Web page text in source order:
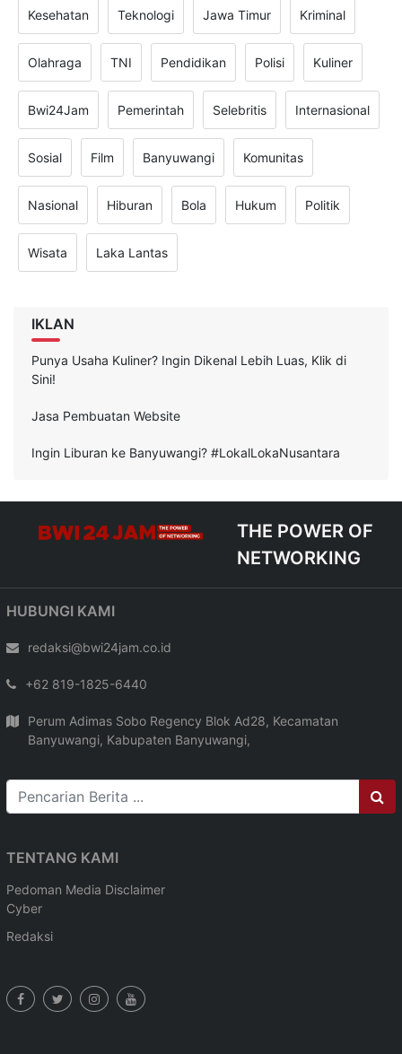
Kesehatan Teknologi Jawa Timur Kriminal
Olahraga TNI Pendidikan Polisi Kuliner
Bwi24Jam Pemerintah Selebritis Internasional
Sosial Film Banyuwangi Komunitas
Nasional Hiburan Bola Hukum Politik
Wisata Laka Lantas
IKLAN
Punya Usaha Kuliner? Ingin Dikenal Lebih Luas, Klik di
Sini!
Jasa Pembuatan Website
Ingin Liburan ke Banyuwangi? #LokalLokaNusantara
THE POWER OF
NETWORKING
HUBUNGI KAMI
redaksi@bwi24jam.co.id
+62 819-1825-6440
Perum Adimas Sobo Regency Blok Ad28, Kecamatan
Banyuwangi, Kabupaten Banyuwangi,
TENTANG KAMI
Pedoman Media
Cyber
Disclaimer
Redaksi